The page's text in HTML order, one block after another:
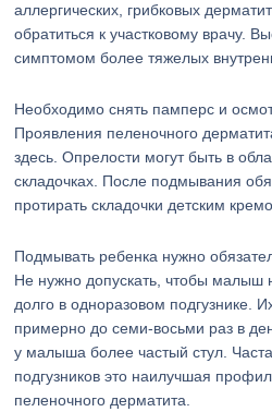
аллергических, грибковых
обратиться к участковому врачу.
симптомом более тяжелых
Необходимо снять памперс и
Проявления пеленочного
здесь. Опрелости могут быть в
складочках. После подмывания
протирать складочки детским
Подмывать ребенка нужно
Не нужно допускать, чтобы малыш
долго в одноразовом подгузнике.
примерно до семи-восьми раз в
у малыша более частый стул.
подгузников это наилучшая
пеленочного дерматита.